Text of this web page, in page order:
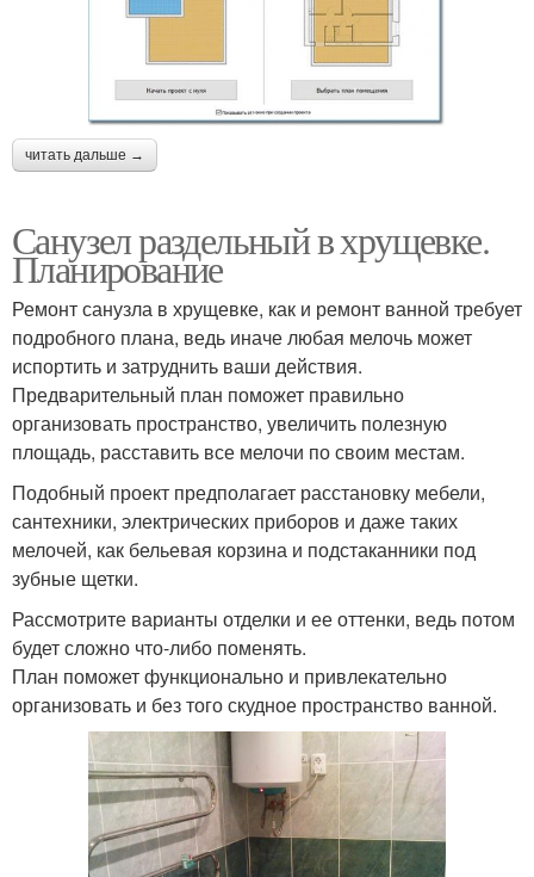
читать дальше →
Санузел раздельный в хрущевке.
Планирование
Ремонт санузла в хрущевке, как и ремонт ванной требует
подробного плана, ведь иначе любая мелочь может
испортить и затруднить ваши действия.
Предварительный план поможет правильно
организовать пространство, увеличить полезную
площадь, расставить все мелочи по своим местам.
Подобный проект предполагает расстановку мебели,
сантехники, электрических приборов и даже таких
мелочей, как бельевая корзина и подстаканники под
зубные щетки.
Рассмотрите варианты отделки и ее оттенки, ведь потом
будет сложно что-либо поменять.
План поможет функционально и привлекательно
организовать и без того скудное пространство ванной.